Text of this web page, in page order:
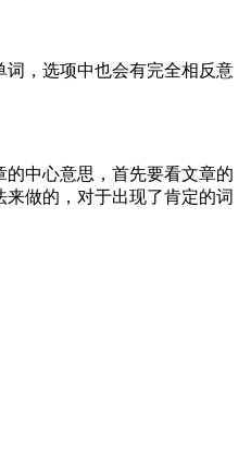
，选项中也会有完全相反意
中心意思，首先要看文章的
做的，对于出现了肯定的词